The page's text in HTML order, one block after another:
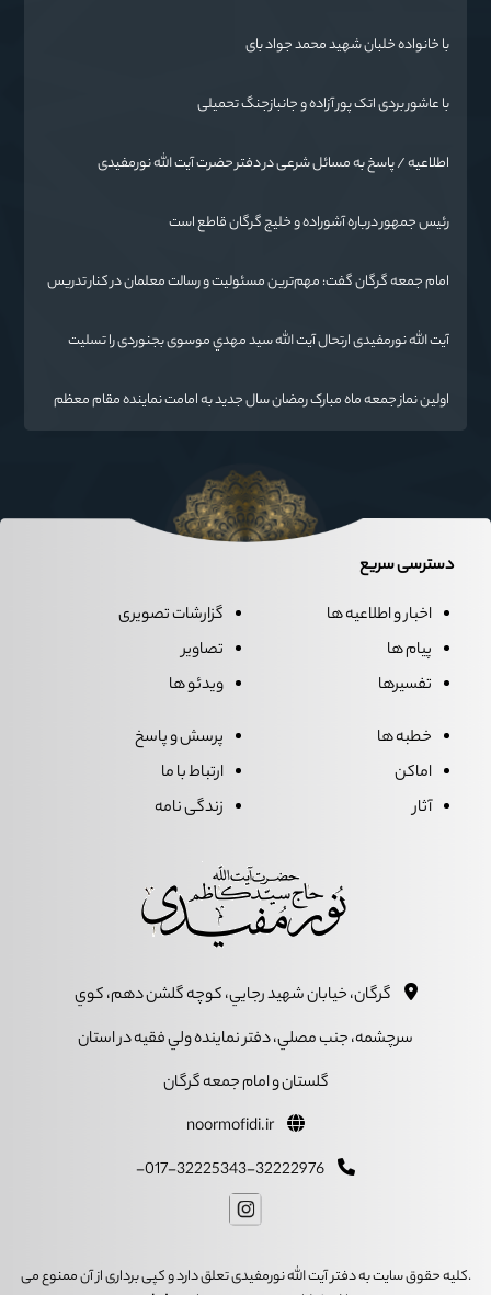
با خانواده خلبان شهید محمد جواد بای
با عاشور بردی اتک پور آزاده و جانبازجنگ تحمیلی
اطلاعیه / پاسخ به مسائل شرعی در دفتر حضرت آیت الله نورمفیدی
رئیس جمهور درباره آشوراده و خلیج گرگان قاطع است
امام جمعه گرگان گفت: مهم‌ترین مسئولیت و رسالت معلمان در کنار تدریس
ایران اسلامی است.
آیت الله نورمفیدی ارتحال آیت الله سيد مهدي موسوی بجنوردی را تسلیت
اولین نماز جمعه ماه مبارک رمضان سال جدید به امامت نماینده مقام معظم
دسترسی سریع
اخبار و اطلاعیه ها
پیام ها
تفسیرها
گزارشات تصویری
تصاویر
ویدئو ها
خطبه ها
اماکن
آثار
پرسش و پاسخ
ارتباط با ما
زندگی نامه
گرگان، خيابان شهيد رجايي، کوچه گلشن دهم، کوي
سرچشمه، جنب مصلي، دفتر نماينده ولي فقيه در استان
گلستان و امام جمعه گرگان
.کلیه حقوق سایت به دفتر آیت الله نورمفیدی تعلق دارد و کپی برداری از آن ممنوع می